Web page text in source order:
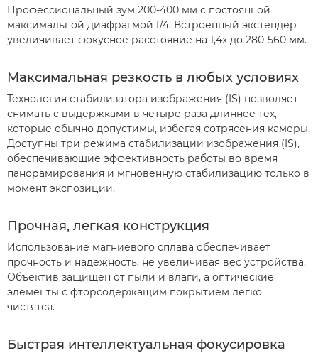
Профессиональный зум 200-400 мм с постоянной
максимальной диафрагмой f/4. Встроенный экстендер
увеличивает фокусное расстояние на 1,4x до 280-560 мм.
Максимальная резкость в любых условиях
Технология стабилизатора изображения (IS) позволяет
снимать с выдержками в четыре раза длиннее тех,
которые обычно допустимы, избегая сотрясения камеры.
Доступны три режима стабилизации изображения (IS),
обеспечивающие эффективность работы во время
панорамирования и мгновенную стабилизацию только в
момент экспозиции.
Прочная, легкая конструкция
Использование магниевого сплава обеспечивает
прочность и надежность, не увеличивая вес устройства.
Объектив защищен от пыли и влаги, а оптические
элементы с фторсодержащим покрытием легко
чистятся.
Быстрая интеллектуальная фокусировка